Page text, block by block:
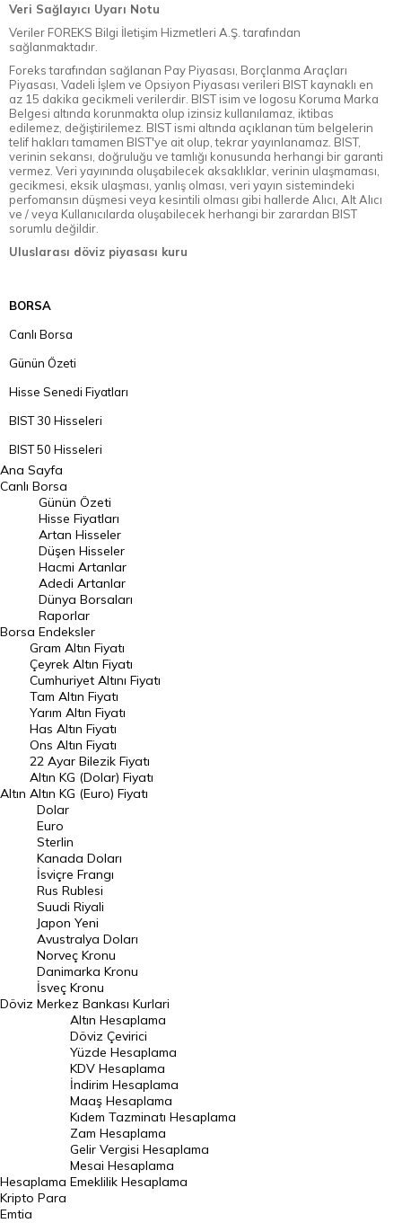
Veri Sağlayıcı Uyarı Notu
Veriler FOREKS Bilgi İletişim Hizmetleri A.Ş. tarafından
sağlanmaktadır.
Foreks tarafından sağlanan Pay Piyasası, Borçlanma Araçları
Piyasası, Vadeli İşlem ve Opsiyon Piyasası verileri BIST kaynaklı en
az 15 dakika gecikmeli verilerdir. BIST isim ve logosu Koruma Marka
Belgesi altında korunmakta olup izinsiz kullanılamaz, iktibas
edilemez, değiştirilemez. BIST ismi altında açıklanan tüm belgelerin
telif hakları tamamen BIST'ye ait olup, tekrar yayınlanamaz. BIST,
verinin sekansı, doğruluğu ve tamlığı konusunda herhangi bir garanti
vermez. Veri yayınında oluşabilecek aksaklıklar, verinin ulaşmaması,
gecikmesi, eksik ulaşması, yanlış olması, veri yayın sistemindeki
perfomansın düşmesi veya kesintili olması gibi hallerde Alıcı, Alt Alıcı
ve / veya Kullanıcılarda oluşabilecek herhangi bir zarardan BIST
sorumlu değildir.
Uluslarası döviz piyasası kuru
BORSA
Canlı Borsa
Günün Özeti
Hisse Senedi Fiyatları
BIST 30 Hisseleri
BIST 50 Hisseleri
BIST 100 Hisseleri
En Çok Artan Hisseler
En Çok Düşen Hisseler
Hacmi Artanlar
Geçmiş Kapanışlar
Dünya Borsaları
Raporlar
Endeksler
DÖVİZ
Döviz Kuru
Dolar Kuru
Euro Kuru
Pound Kuru
Frank Kuru
Riyal Kuru
Avustralya Doları
Danimarka Kronu Kuru
Kanada Doları Kuru
Norveç Kronu Kuru
İsveç Kronu Kuru
Japon Yeni Kuru
Serbest Piyasa Döviz Kurları
Merkez Bankası Döviz Kurları
Altın Fiyatları
Gram Altın Fiyatı
Ana Sayfa
Canlı Borsa
Borsa
Günün Özeti
Hisse Fiyatları
Artan Hisseler
Düşen Hisseler
Hacmi Artanlar
Adedi Artanlar
Dünya Borsaları
Raporlar
Endeksler
Altın
Gram Altın Fiyatı
Çeyrek Altın Fiyatı
Cumhuriyet Altını Fiyatı
Tam Altın Fiyatı
Yarım Altın Fiyatı
Has Altın Fiyatı
Ons Altın Fiyatı
22 Ayar Bilezik Fiyatı
Altın KG (Dolar) Fiyatı
Altın KG (Euro) Fiyatı
Döviz
Dolar
Euro
Sterlin
Kanada Doları
İsviçre Frangı
Rus Rublesi
Suudi Riyali
Japon Yeni
Avustralya Doları
Norveç Kronu
Danimarka Kronu
İsveç Kronu
Merkez Bankası Kurlari
Hesaplama
Altın Hesaplama
Döviz Çevirici
Yüzde Hesaplama
KDV Hesaplama
İndirim Hesaplama
Maaş Hesaplama
Kıdem Tazminatı Hesaplama
Zam Hesaplama
Gelir Vergisi Hesaplama
Mesai Hesaplama
Emeklilik Hesaplama
Kripto Para
Emtia